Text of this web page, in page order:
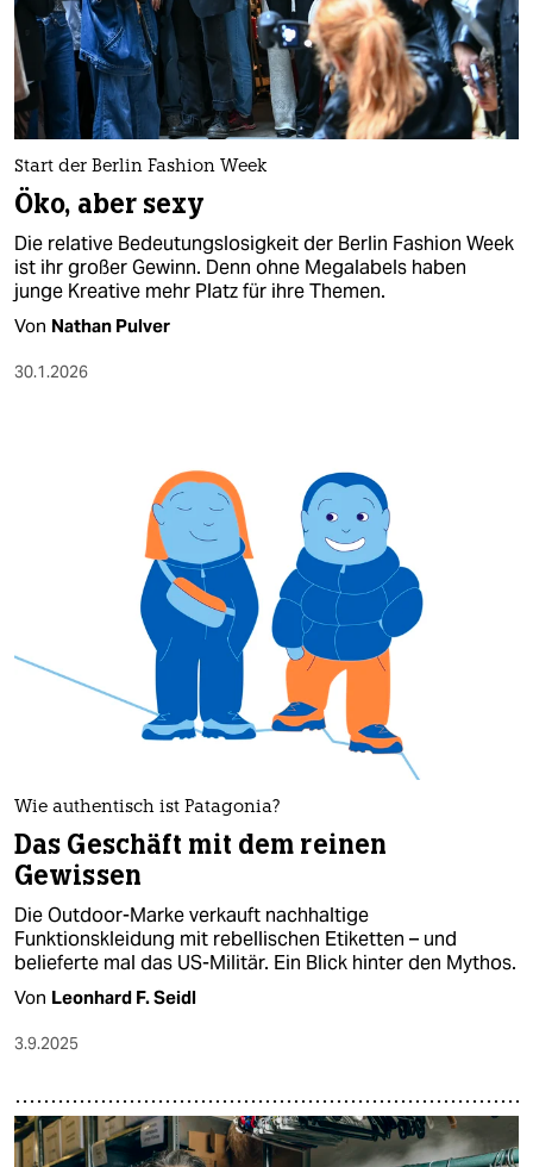
nord
wahrheit
verlag
verlag
veranstaltungen
shop
Start der Berlin Fashion Week
Öko, aber sexy
Die relative Bedeutungslosigkeit der Berlin Fashion Week
ist ihr großer Gewinn. Denn ohne Megalabels haben
junge Kreative mehr Platz für ihre Themen.
Von Nathan Pulver
30.1.2026
Wie authentisch ist Patagonia?
Das Geschäft mit dem reinen
Gewissen
Die Outdoor-Marke verkauft nachhaltige
Funktionskleidung mit rebellischen Etiketten – und
belieferte mal das US-Militär. Ein Blick hinter den Mythos.
Von Leonhard F. Seidl
3.9.2025